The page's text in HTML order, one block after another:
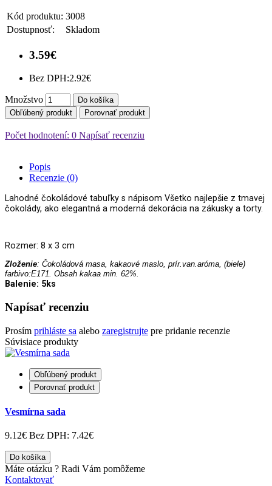
Kód produktu: 3008
Dostupnosť:
Skladom
3.59€
Bez DPH:2.92€
Množstvo
Do košíka
Obľúbený produkt
Porovnať produkt
Počet hodnotení: 0 Napísať recenziu
Popis
Recenzie (0)
Lahodné čokoládové tabuľky s nápisom Všetko najlepšie z tmavej
čokolády, ako elegantná a moderná dekorácia na zákusky a torty.
Rozmer: 8 x 3 cm
Zloženie: Čokoládová masa, kakaové maslo, prír.van.aróma, (biele)
farbivo:E171. Obsah kakaa min. 62%.
Balenie: 5ks
Napísať recenziu
Prosím prihláste sa alebo zaregistrujte pre pridanie recenzie
Súvisiace produkty
Obľúbený produkt
Porovnať produkt
Vesmírna sada
9.12€ Bez DPH: 7.42€
Do košíka
Máte otázku ? Radi Vám pomôžeme
Kontaktovať